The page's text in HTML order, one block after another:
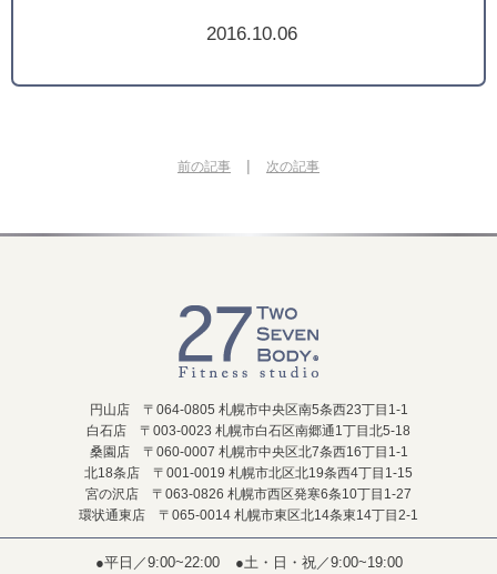
2016.10.06
前の記事 | 次の記事
円山店 〒064-0805 札幌市中央区南5条西23丁目1-1
白石店 〒003-0023 札幌市白石区南郷通1丁目北5-18
桑園店 〒060-0007 札幌市中央区北7条西16丁目1-1
北18条店 〒001-0019 札幌市北区北19条西4丁目1-15
宮の沢店 〒063-0826 札幌市西区発寒6条10丁目1-27
環状通東店 〒065-0014 札幌市東区北14条東14丁目2-1
●平日／9:00~22:00 ●土・日・祝／9:00~19:00